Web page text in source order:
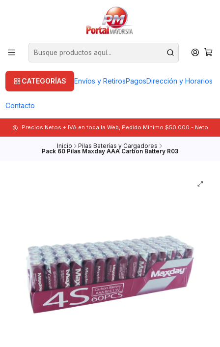
CATEGORÍAS Envíos y RetirosPagosDirección y Horarios
Contacto
Precios Netos + IVA en toda la Web, Pedido Mínimo $50.000.- Neto
Inicio Pilas Baterías y Cargadores
Pack 60 Pilas Maxday AAA Carbon Battery R03